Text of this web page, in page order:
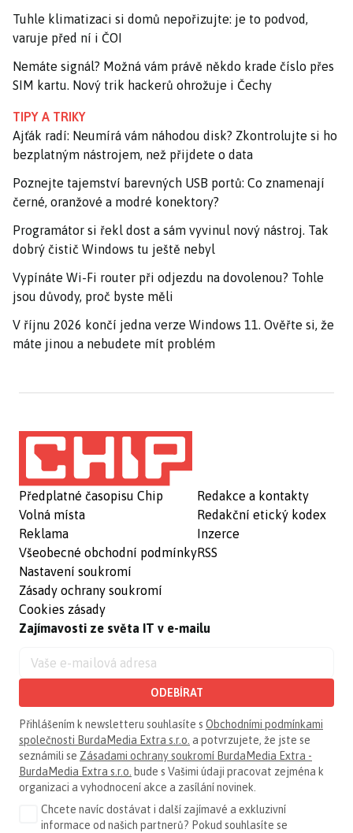
Tuhle klimatizaci si domů nepořizujte: je to podvod,
varuje před ní i ČOI
Nemáte signál? Možná vám právě někdo krade číslo přes
SIM kartu. Nový trik hackerů ohrožuje i Čechy
TIPY A TRIKY
Ajťák radí: Neumírá vám náhodou disk? Zkontrolujte si ho
bezplatným nástrojem, než přijdete o data
Poznejte tajemství barevných USB portů: Co znamenají
černé, oranžové a modré konektory?
Programátor si řekl dost a sám vyvinul nový nástroj. Tak
dobrý čistič Windows tu ještě nebyl
Vypínáte Wi-Fi router při odjezdu na dovolenou? Tohle
jsou důvody, proč byste měli
V říjnu 2026 končí jedna verze Windows 11. Ověřte si, že
máte jinou a nebudete mít problém
Předplatné časopisu Chip
Volná místa
Reklama
Všeobecné obchodní podmínky
Nastavení soukromí
Zásady ochrany soukromí
Cookies zásady
Redakce a kontakty
Redakční etický kodex
Inzerce
RSS
Zajímavosti ze světa IT v e-mailu
ODEBÍRAT
Přihlášením k newsletteru souhlasíte s Obchodními podmínkami
společnosti BurdaMedia Extra s.r.o. a potvrzujete, že jste se
seznámili se Zásadami ochrany soukromí BurdaMedia Extra -
BurdaMedia Extra s.r.o. bude s Vašimi údaji pracovat zejména k
organizaci a vyhodnocení akce a zasílání novinek.
Chcete navíc dostávat i další zajímavé a exkluzivní
informace od našich partnerů? Pokud souhlasíte se